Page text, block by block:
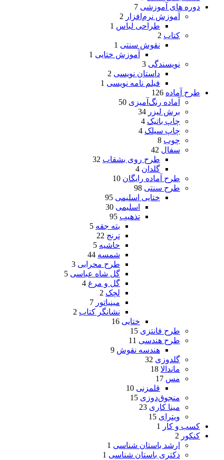
دوره های آموزشی 7
آموزش نرم‌افزار 2
طراحی لباس 1
کتاب 2
نقوش سنتی 1
آموزش ختایی 1
نویسندگی 3
داستان نویسی 2
فیلم نامه نویسی 1
طرح آماده 126
آماده رنگ‌آمیزی 50
برش لیزر 34
چاپ باتیک 4
چاپ سیلک 4
چوب 8
سفال 42
طرح روی بشقاب 32
گلدان 4
طرح آماده رایگان 10
طرح سنتی 98
ختایی اسلیمی 95
اسلیمی 30
تذهیب 95
بته جقه 5
ترنج 22
حاشیه 5
شمسه 44
طرح محرابی 3
گل شاه عباسی 5
گل و مرغ 4
لچک 2
مینیاتور 7
نشانگر کتاب 2
ختایی 16
طرح فانتزی 15
طرح هندسی 11
هندسه نقوش 9
گلدوزی 32
ماندالا 18
مس 17
قلمزنی 10
منجوق‌دوزی 15
مینا کاری 23
ویترای 15
کسب و کار
1
کنکور 2
ارشد باستان شناسی 1
دکتری باستان شناسی 1